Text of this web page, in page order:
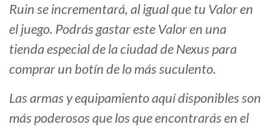
Ruin se incrementará, al igual que tu Valor en
el juego. Podrás gastar este Valor en una
tienda especial de la ciudad de Nexus para
comprar un botín de lo más suculento.
Las armas y equipamiento aquí disponibles son
más poderosos que los que encontrarás en el